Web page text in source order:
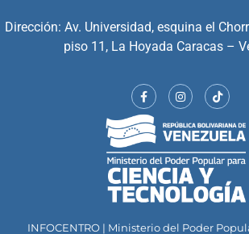
Dirección: Av. Universidad, esquina el
piso 11, La Hoyada Caracas –
INFOCENTRO | Ministerio del Poder